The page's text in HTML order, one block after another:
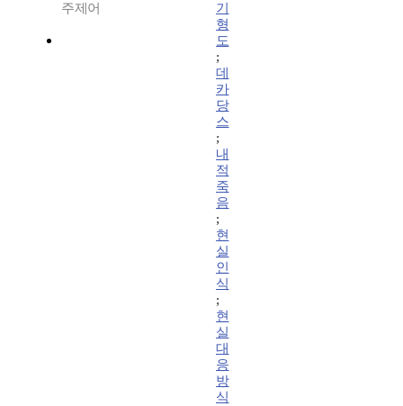
주제어
기
형
도
;
데
카
당
스
;
내
적
죽
음
;
현
실
인
식
;
현
실
대
응
방
식